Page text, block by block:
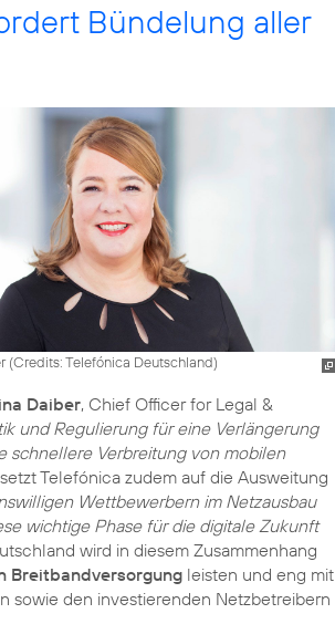
Bündelung aller
(Credits: Telefónica Deutschland)
Daiber, Chief Officer for Legal &
und Regulierung für eine Verlängerung
schnellere Verbreitung von mobilen
Telefónica zudem auf die Ausweitung
Wettbewerbern im Netzausbau
wichtige Phase für die digitale Zukunft
wird in diesem Zusammenhang
Breitbandversorgung leisten und eng mit
sowie den investierenden Netzbetreibern